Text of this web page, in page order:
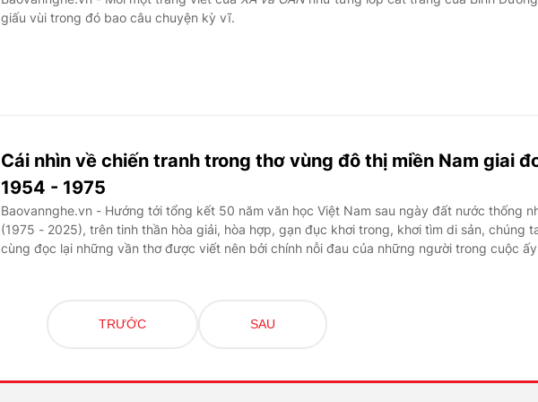
giấu vùi trong đó bao câu chuyện kỳ vĩ.
Cái nhìn về chiến tranh trong thơ vùng đô thị miền Nam giai
1954 - 1975
Baovannghe.vn - Hướng tới tổng kết 50 năm văn học Việt Nam sau ngày đất nước thống
(1975 - 2025), trên tinh thần hòa giải, hòa hợp, gạn đục khơi trong, khơi tìm di sản, chúng
cùng đọc lại những vần thơ được viết nên bởi chính nỗi đau của những người trong cuộc
TRƯỚC SAU